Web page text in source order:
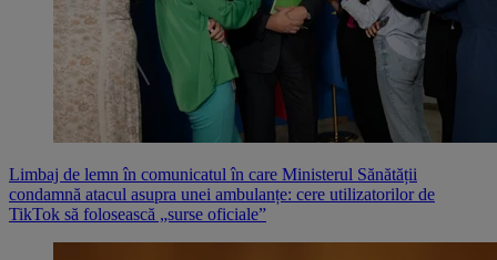
Limbaj de lemn în comunicatul în care Ministerul Sănătății
condamnă atacul asupra unei ambulanțe: cere utilizatorilor de
TikTok să folosească „surse oficiale”